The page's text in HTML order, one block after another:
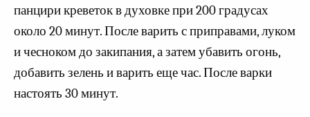
панцири креветок в духовке при 200 градусах
около 20 минут. После варить с приправами, луком
и чесноком до закипания, а затем убавить огонь,
добавить зелень и варить еще час. После варки
настоять 30 минут.